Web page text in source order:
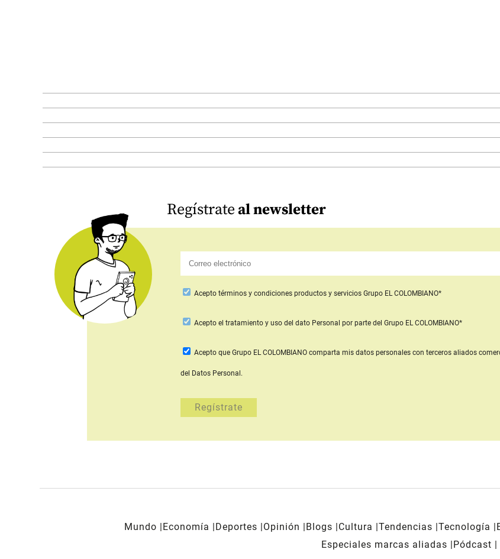
Regístrateal newsletter
Acepto términos y condiciones productos y servicios Grupo EL COLOMBIANO*
Aceptoel tratamiento y uso del dato Personal por parte del Grupo EL COLOMBIANO*
Acepto que Grupo EL COLOMBIANO comparta mis datos personales con terceros aliados
del Datos Personal.
Mundo Economía Deportes Opinión Blogs Cultura Tendencias Tecnología
Especiales marcas aliadas
Pódcast